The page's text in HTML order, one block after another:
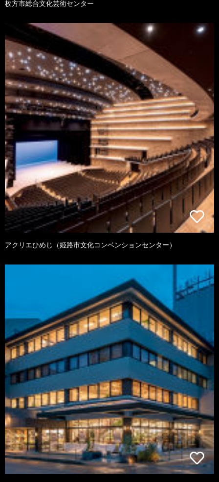
枚方市総合文化芸術センター
アクリエひめじ（姫路市文化コンベンションセンター）